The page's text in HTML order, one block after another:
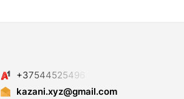
+3754452549
kazani.xyz@gmail.com